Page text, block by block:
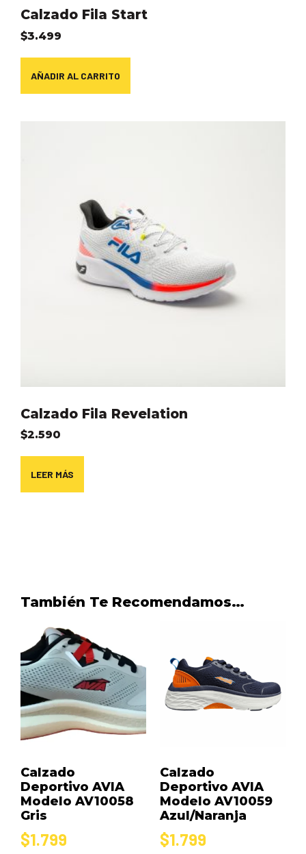
Calzado Fila Start
$3.499
AÑADIR AL CARRITO
Calzado Fila Revelation
$2.590
LEER MÁS
También Te Recomendamos…
Calzado
Deportivo AVIA
Modelo AV10058
Gris
$1.799
Calzado
Deportivo AVIA
Modelo AV10059
Azul/Naranja
$1.799